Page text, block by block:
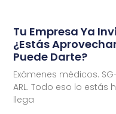
Tu Empresa Ya
¿Estás
Puede Darte?
Exámenes médicos.
ARL. Todo eso lo
llega